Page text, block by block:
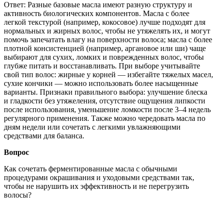
Ответ: Разные базовые масла имеют разную структуру и
активность биологических компонентов. Масла с более
легкой текстурой (например, кокосовое) лучше подходят для
нормальных и жирных волос, чтобы не утяжелять их, и могут
помочь запечатать влагу на поверхности волоса; масла с более
плотной консистенцией (например, аргановое или ши) чаще
выбирают для сухих, ломких и поврежденных волос, чтобы
глубже питать и восстанавливать. При выборе учитывайте
свой тип волос: жирные у корней — избегайте тяжелых масел,
сухие кончики — можно использовать более насыщенные
варианты. Признаки правильного выбора: улучшение блеска
и гладкости без утяжеления, отсутствие ощущения липкости
после использования, уменьшение ломкости после 3–4 недель
регулярного применения. Также можно чередовать масла по
дням недели или сочетать с легкими увлажняющими
средствами для баланса.
Вопрос
Как сочетать ферментированные масла с обычными
процедурами окрашивания и уходовыми средствами так,
чтобы не нарушить их эффективность и не перегрузить
волосы?